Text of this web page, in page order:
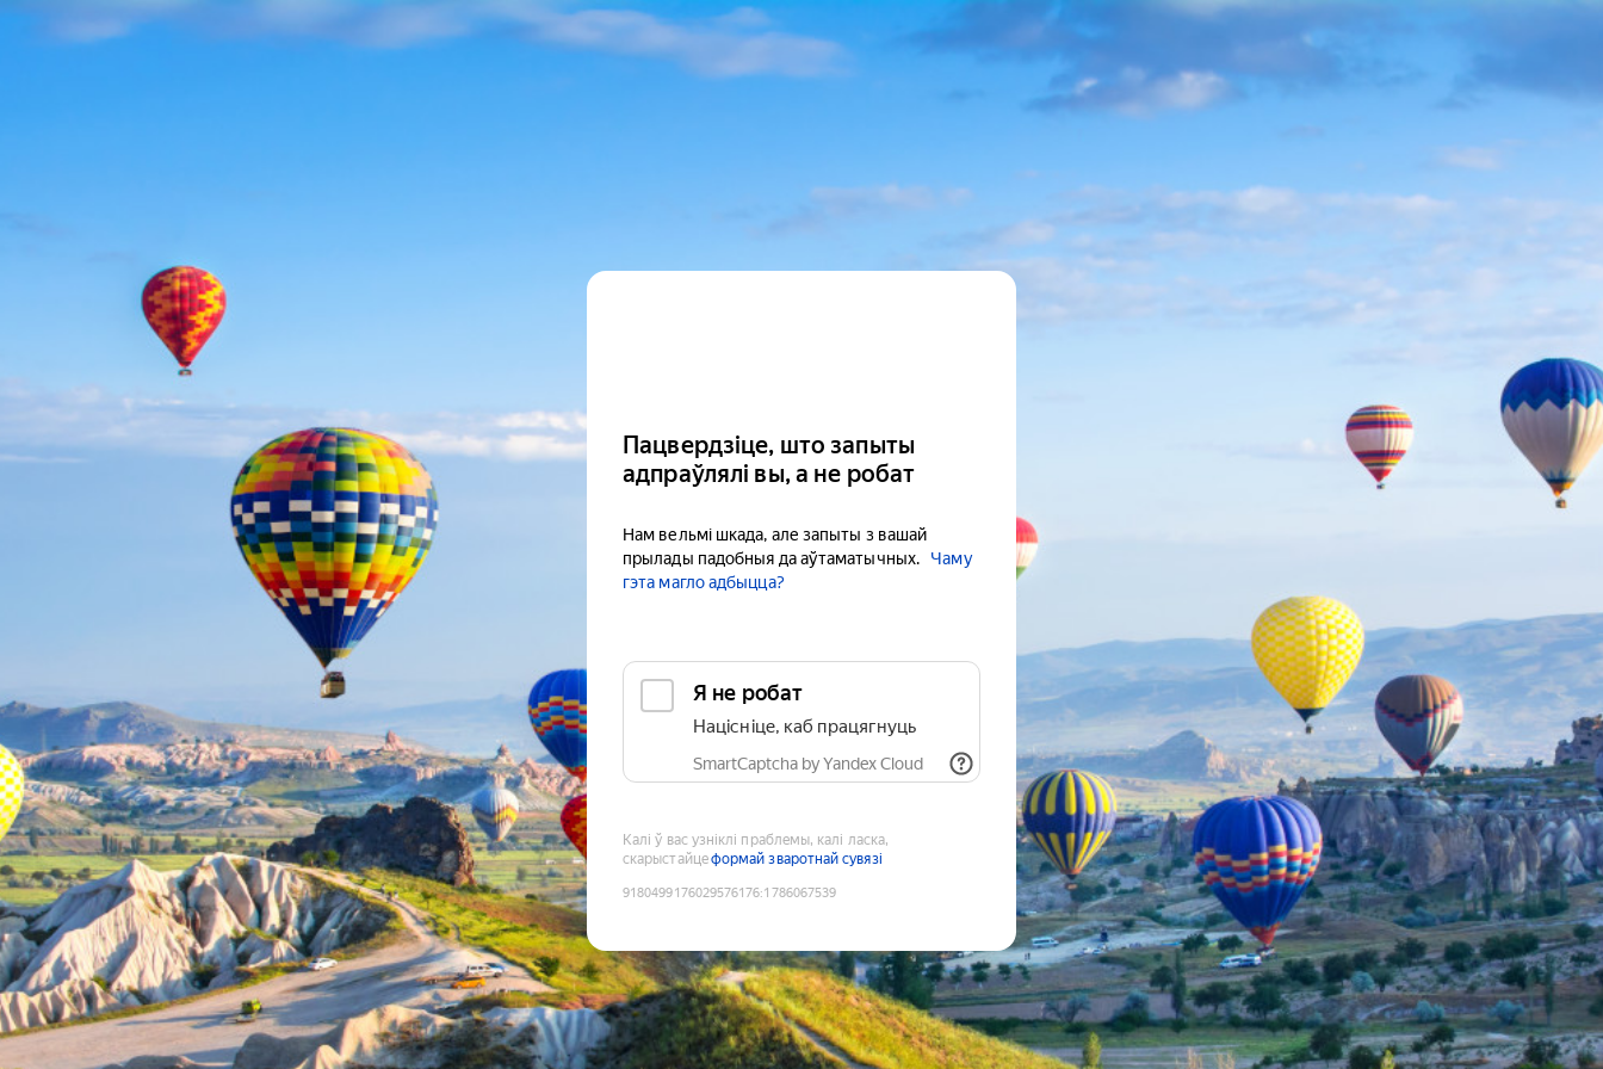
Пацвердзіце, што запыты
адпраўлялі вы, а не робат
Нам вельмі шкада, але запыты з вашай
прылады падобныя да аўтаматычных.
Чаму
гэта магло адбыцца?
Я не робат
Націсніце, каб працягнуць
SmartCaptcha by Yandex Cloud
Калі ў вас узніклі праблемы, калі ласка,
скарыстайцеформай зваротнай сувязі
9180499176029576176:1786067539